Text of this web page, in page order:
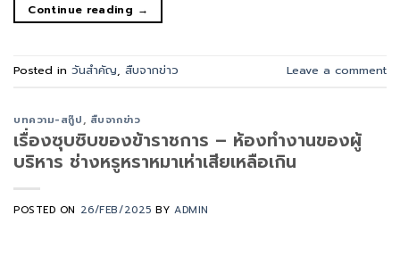
Continue reading →
Posted in วันสำคัญ, สืบจากข่าว Leave a comment
บทความ-สกู๊ป, สืบจากข่าว
เรื่องซุบซิบของข้าราชการ – ห้องทำงานของผู้
บริหาร ช่างหรูหราหมาเห่าเสียเหลือเกิน
POSTED ON 26/FEB/2025 BYADMIN